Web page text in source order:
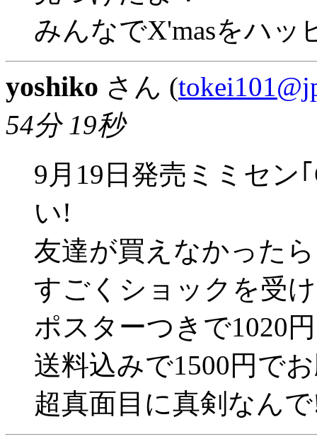
みんなでX'masをハ
yoshiko さん (
54分 19秒
9月19日発売ミミセン
い!
友達が買えなかった
すごくショックを受
ポスターつきで1020
送料込みで1500円で
超真面目に真剣なん